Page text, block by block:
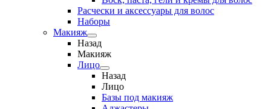
Расчески и аксессуары для волос
Наборы
Макияж
Назад
Макияж
Лицо
Назад
Лицо
Базы под макияж